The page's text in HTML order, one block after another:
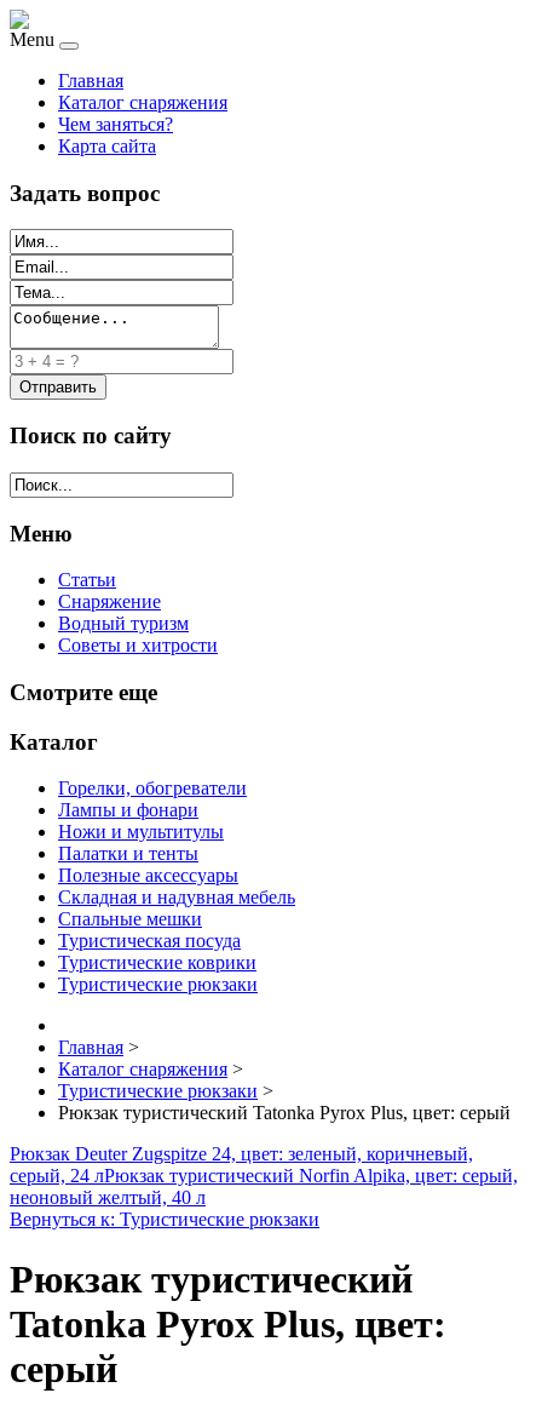
Menu
Главная
Каталог снаряжения
Чем заняться?
Карта сайта
Задать вопрос
Поиск по сайту
Меню
Статьи
Снаряжение
Водный туризм
Советы и хитрости
Смотрите еще
Каталог
Горелки, обогреватели
Лампы и фонари
Ножи и мультитулы
Палатки и тенты
Полезные аксессуары
Складная и надувная мебель
Спальные мешки
Туристическая посуда
Туристические коврики
Туристические рюкзаки
Главная >
Каталог снаряжения >
Туристические рюкзаки >
Рюкзак туристический Tatonka Pyrox Plus, цвет: серый
Рюкзак Deuter Zugspitze 24, цвет: зеленый, коричневый,
серый, 24 лРюкзак туристический Norfin Alpika, цвет: серый,
неоновый желтый, 40 л
Вернуться к: Туристические рюкзаки
Рюкзак туристический
Tatonka Pyrox Plus, цвет:
серый